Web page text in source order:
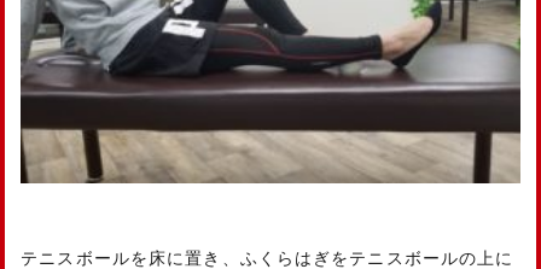
テニスボールを床に置き、ふくらはぎをテニスボールの上に